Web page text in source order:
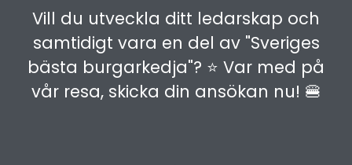
Vill du utveckla ditt ledarskap och
samtidigt vara en del av "Sveriges
bästa burgarkedja"? ⭐️ Var med på
vår resa, skicka din ansökan nu! 🍔